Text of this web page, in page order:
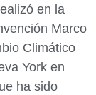
en la
Marco
Climático
York en
ha sido